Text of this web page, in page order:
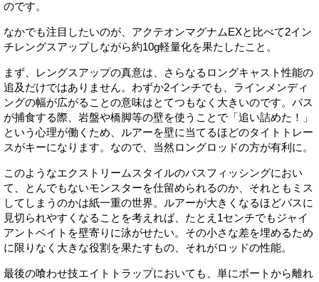
のです。
なかでも注目したいのが、アクテオンマグナムEXと比べて2イン
チレングスアップしながら約10g軽量化を果たしたこと。
まず、レングスアップの真意は、さらなるロングキャスト性能の
追及だけではありません。わずか2インチでも、ラインメンディ
ングの幅が広がることの意味はとてつもなく大きいのです。バス
が捕食する際、岩盤や橋脚等の壁を使うことで「追い詰めた！」
という心理が働くため、ルアーを壁に当てるほどのタイトトレー
スがキーになります。なので、当然ロングロッドの方が有利に。
このようなエクストリームスタイルのバスフィッシングにおい
て、とんでもないモンスターを仕留められるのか、それともミス
してしまうのかは紙一重の世界。ルアーが大きくなるほどバスに
見切られやすくなることを考えれば、たとえ1センチでもジャイ
アントベイトを壁寄りに泳がせたい。その小さな差を埋めるため
に限りなく大きな役割を果たすもの、それがロッドの性能。
最後の喰わせ技エイトトラップにおいても、単にボートから離れ